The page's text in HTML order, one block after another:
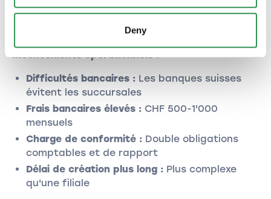
Deny
Poursuite :Poursuite possible au siège de la
Inconvénients opérationnels :
Difficultés bancaires : Les banques suisses
évitent les succursales
Frais bancaires élevés : CHF 500-1'000
mensuels
Charge de conformité : Double obligations
comptables et de rapport
Délai de création plus long : Plus complexe
qu'une filiale